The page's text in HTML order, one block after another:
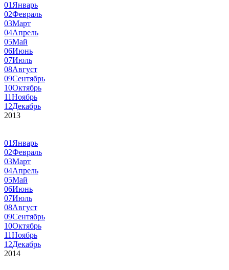
01 Январь
02Февраль
03Март
04Апрель
05Май
06Июнь
07Июль
08Август
09Сентябрь
10Октябрь
11Ноябрь
12Декабрь
2013
01 Январь
02Февраль
03Март
04Апрель
05Май
06Июнь
07Июль
08Август
09Сентябрь
10Октябрь
11Ноябрь
12Декабрь
2014